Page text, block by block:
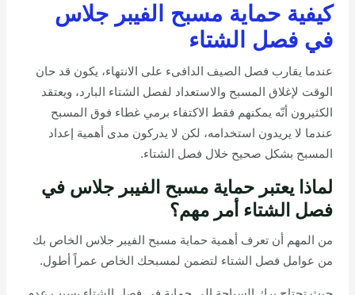
كيفية حماية مسبح الفيبر جلاس
في فصل الشتاء
عندما يقارب فصل الصيف الدافىء على الانتهاء، يكون قد حان
الوقت لإغلاق المسبح والاستعداد لفصل الشتاء البارد، ويعتقد
الكثيرون أنّه يمكنهم فقط الاكتفاء برمي غطاء فوق المسبح
عندما لا يريدون استخدامه، لكن لا يدركون مدى أهمية إعداد
المسبح بشكل صحيح خلال فصل الشتاء.
لماذا يعتبر حماية مسبح الفيبر جلاس في
فصل الشتاء أمر مهم؟
من المهم أن تعرف أهمية حماية مسبح الفيبر جلاس الخاص بك
من عوامل فصل الشتاء لتضمن لمسبحك الخاص عمراً أطول.